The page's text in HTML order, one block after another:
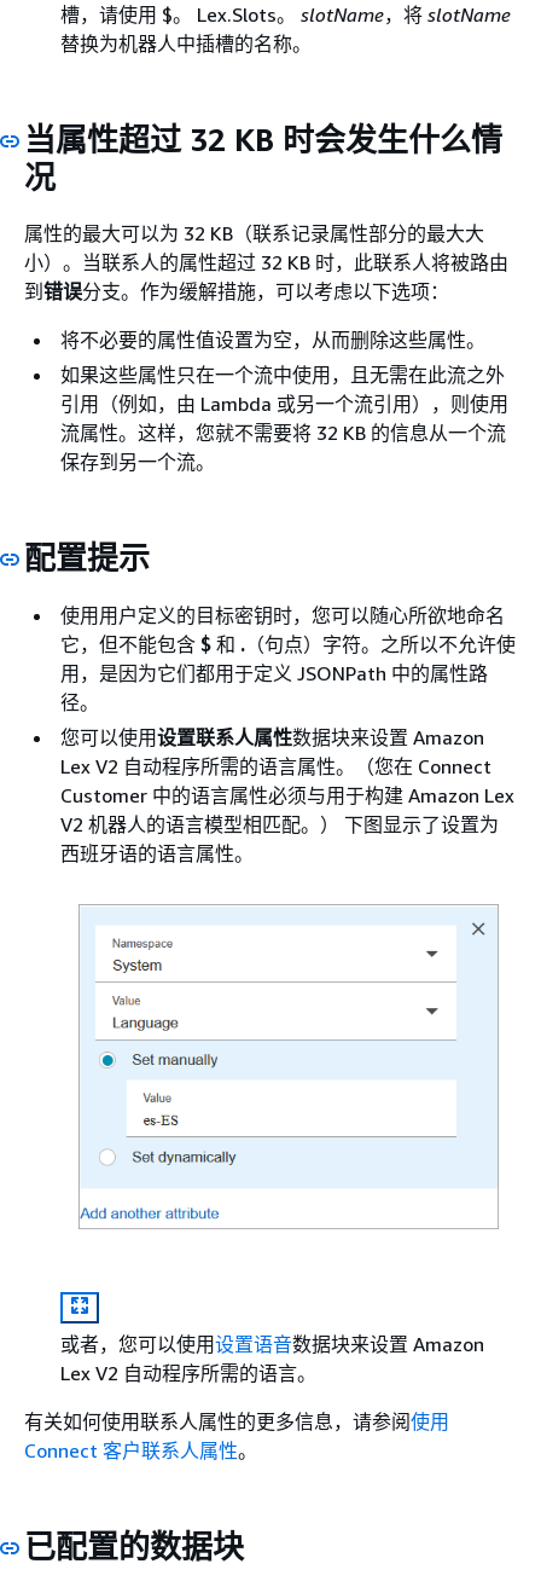
槽，请使用 $。 Lex.Slots。 slotName，将 slotName
替换为机器人中插槽的名称。
当属性超过 32 KB 时会发生什么情
况
属性的最大可以为 32 KB（联系记录属性部分的最大大
小）。当联系人的属性超过 32 KB 时，此联系人将被路由
到 错误分支。作为缓解措施，可以考虑以下选项：
将不必要的属性值设置为空，从而删除这些属性。
如果这些属性只在一个流中使用，且无需在此流之外
引用（例如，由 Lambda 或另一个流引用），则使用
流属性。这样，您就不需要将 32 KB 的信息从一个流
保存到另一个流。
配置提示
使用用户定义的目标密钥时，您可以随心所欲地命名
它，但不能包含 $ 和 . （句点）字符。之所以不允许使
用，是因为它们都用于定义 JSONPath 中的属性路
径。
您可以使用设置联系人属性数据块来设置 Amazon
Lex V2 自动程序所需的语言属性。（您在 Connect
Customer 中的语言属性必须与用于构建 Amazon Lex
V2 机器人的语言模型相匹配。） 下图显示了设置为
西班牙语的语言属性。
或者，您可以使用设置语音数据块来设置 Amazon
Lex V2 自动程序所需的语言。
有关如何使用联系人属性的更多信息，请参阅使用
Connect 客户联系人属性。
已配置的数据块